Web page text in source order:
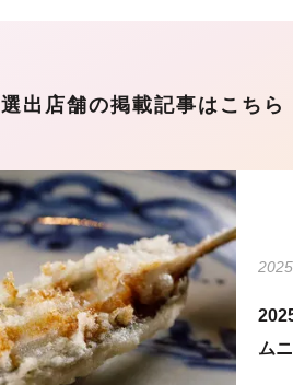
選出店舗の掲載記事はこちら
ム